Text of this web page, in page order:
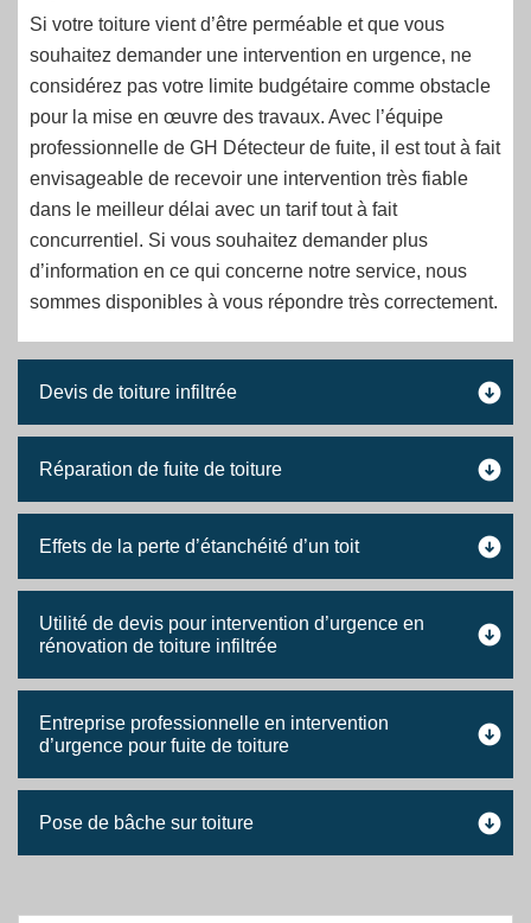
Si votre toiture vient d’être perméable et que vous
souhaitez demander une intervention en urgence, ne
considérez pas votre limite budgétaire comme obstacle
pour la mise en œuvre des travaux. Avec l’équipe
professionnelle de GH Détecteur de fuite, il est tout à fait
envisageable de recevoir une intervention très fiable
dans le meilleur délai avec un tarif tout à fait
concurrentiel. Si vous souhaitez demander plus
d’information en ce qui concerne notre service, nous
sommes disponibles à vous répondre très correctement.
Devis de toiture infiltrée
Réparation de fuite de toiture
Effets de la perte d’étanchéité d’un toit
Utilité de devis pour intervention d’urgence en
rénovation de toiture infiltrée
Entreprise professionnelle en intervention
d’urgence pour fuite de toiture
Pose de bâche sur toiture